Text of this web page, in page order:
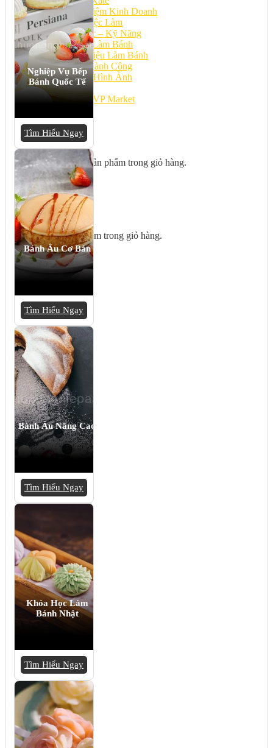
Kinh Nghiệm Kinh Doanh
Cơ Hội Việc Làm
Kiến Thức – Kỹ Năng
Dụng Cụ Làm Bánh
Nguyên Liệu Làm Bánh
Gương Thành Công
Thư Viện Hình Ảnh
Hỏi Đáp
Siêu thị ĐVP Market
Chưa có sản phẩm trong giỏ hàng.
Giỏ hàng
Chưa có sản phẩm trong giỏ hàng.
Nghiệp Vụ Bếp
Bánh Quốc Tế
Tìm Hiểu Ngay
Bánh Âu Cơ Bản
Tìm Hiểu Ngay
Bánh Âu Nâng Cao
Tìm Hiểu Ngay
Khóa Học Làm
Bánh Nhật
Tìm Hiểu Ngay